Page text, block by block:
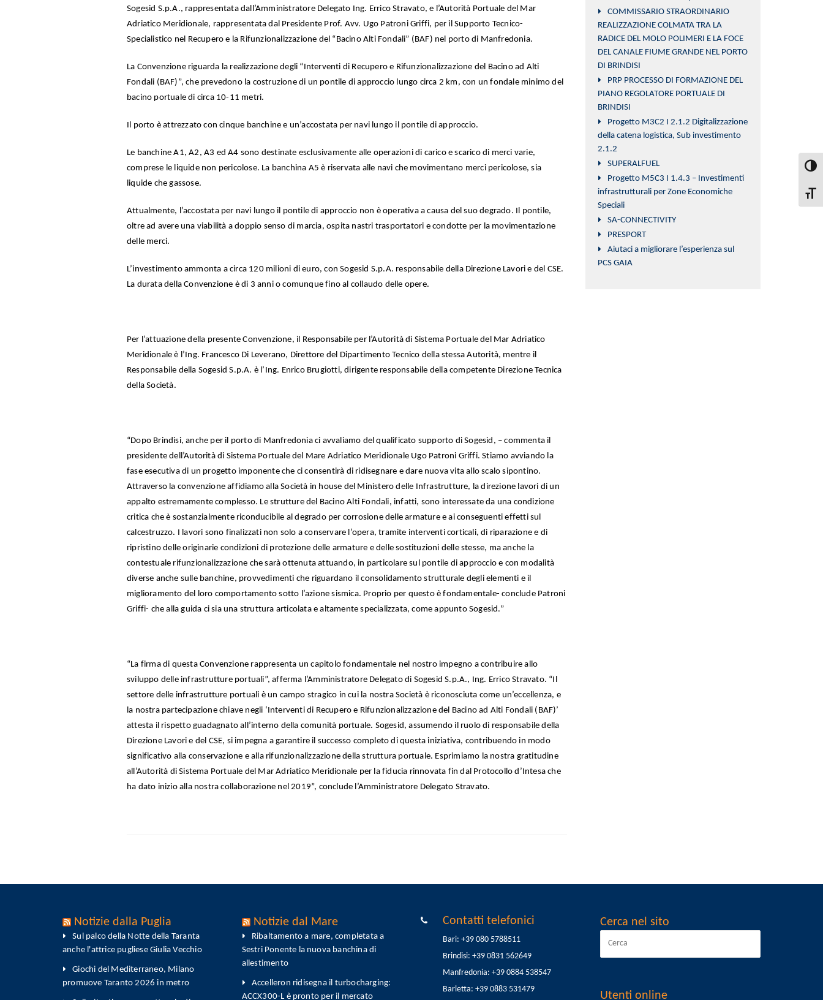
Sogesid S.p.A., rappresentata dall’Amministratore Delegato Ing. Errico Stravato, e l’Autorità Portuale del Mar
Adriatico Meridionale, rappresentata dal Presidente Prof. Avv. Ugo Patroni Griffi, per il Supporto Tecnico-
Specialistico nel Recupero e la Rifunzionalizzazione del “Bacino Alti Fondali” (BAF) nel porto di Manfredonia.
La Convenzione riguarda la realizzazione degli “Interventi di Recupero e Rifunzionalizzazione del Bacino ad Alti
Fondali (BAF)”, che prevedono la costruzione di un pontile di approccio lungo circa 2 km, con un fondale minimo del
bacino portuale di circa 10-11 metri.
Il porto è attrezzato con cinque banchine e un’accostata per navi lungo il pontile di approccio.
Le banchine A1, A2, A3 ed A4 sono destinate esclusivamente alle operazioni di carico e scarico di merci varie,
comprese le liquide non pericolose. La banchina A5 è riservata alle navi che movimentano merci pericolose, sia
liquide che gassose.
Attualmente, l’accostata per navi lungo il pontile di approccio non è operativa a causa del suo degrado. Il pontile,
oltre ad avere una viabilità a doppio senso di marcia, ospita nastri trasportatori e condotte per la movimentazione
delle merci.
L’investimento ammonta a circa 120 milioni di euro, con Sogesid S.p.A. responsabile della Direzione Lavori e del CSE.
La durata della Convenzione è di 3 anni o comunque fino al collaudo delle opere.
Per l’attuazione della presente Convenzione, il Responsabile per l’Autorità di Sistema Portuale del Mar Adriatico
Meridionale è l’Ing. Francesco Di Leverano, Direttore del Dipartimento Tecnico della stessa Autorità, mentre il
Responsabile della Sogesid S.p.A. è l’Ing. Enrico Brugiotti, dirigente responsabile della competente Direzione Tecnica
della Società.
“Dopo Brindisi, anche per il porto di Manfredonia ci avvaliamo del qualificato supporto di Sogesid, – commenta il
presidente dell’Autorità di Sistema Portuale del Mare Adriatico Meridionale Ugo Patroni Griffi. Stiamo avviando la
fase esecutiva di un progetto imponente che ci consentirà di ridisegnare e dare nuova vita allo scalo sipontino.
Attraverso la convenzione affidiamo alla Società in house del Ministero delle Infrastrutture, la direzione lavori di un
appalto estremamente complesso. Le strutture del Bacino Alti Fondali, infatti, sono interessate da una condizione
critica che è sostanzialmente riconducibile al degrado per corrosione delle armature e ai conseguenti effetti sul
calcestruzzo. I lavori sono finalizzati non solo a conservare l’opera, tramite interventi corticali, di riparazione e di
ripristino delle originarie condizioni di protezione delle armature e delle sostituzioni delle stesse, ma anche la
contestuale rifunzionalizzazione che sarà ottenuta attuando, in particolare sul pontile di approccio e con modalità
diverse anche sulle banchine, provvedimenti che riguardano il consolidamento strutturale degli elementi e il
miglioramento del loro comportamento sotto l’azione sismica. Proprio per questo è fondamentale- conclude Patroni
Griffi- che alla guida ci sia una struttura articolata e altamente specializzata, come appunto Sogesid.”
“La firma di questa Convenzione rappresenta un capitolo fondamentale nel nostro impegno a contribuire allo
sviluppo delle infrastrutture portuali”, afferma l’Amministratore Delegato di Sogesid S.p.A., Ing. Errico Stravato. “Il
settore delle infrastrutture portuali è un campo stragico in cui la nostra Società è riconosciuta come un’eccellenza, e
la nostra partecipazione chiave negli ‘Interventi di Recupero e Rifunzionalizzazione del Bacino ad Alti Fondali (BAF)’
attesta il rispetto guadagnato all’interno della comunità portuale. Sogesid, assumendo il ruolo di responsabile della
Direzione Lavori e del CSE, si impegna a garantire il successo completo di questa iniziativa, contribuendo in modo
significativo alla conservazione e alla rifunzionalizzazione della struttura portuale. Esprimiamo la nostra gratitudine
all’Autorità di Sistema Portuale del Mar Adriatico Meridionale per la fiducia rinnovata fin dal Protocollo d’Intesa che
ha dato inizio alla nostra collaborazione nel 2019”, conclude l’Amministratore Delegato Stravato.
COMMISSARIO STRAORDINARIO
REALIZZAZIONE COLMATA TRA LA
RADICE DEL MOLO POLIMERI E LA FOCE
DEL CANALE FIUME GRANDE NEL PORTO
DI BRINDISI
PRP PROCESSO DI FORMAZIONE DEL
PIANO REGOLATORE PORTUALE DI
BRINDISI
Progetto M3C2 I 2.1.2 Digitalizzazione
della catena logistica, Sub investimento
2.1.2
SUPERALFUEL
Progetto M5C3 I 1.4.3 – Investimenti
infrastrutturali per Zone Economiche
Speciali
SA-CONNECTIVITY
PRESPORT
Aiutaci a migliorare l’esperienza sul
PCS GAIA
Notizie dalla Puglia
Sul palco della Notte della Taranta
anche l'attrice pugliese Giulia Vecchio
Giochi del Mediterraneo, Milano
promuove Taranto 2026 in metro
Notizie dal Mare
Ribaltamento a mare, completata a
Sestri Ponente la nuova banchina di
allestimento
Accelleron ridisegna il turbocharging:
ACCX300-L è pronto per il mercato
Contatti telefonici
Bari: +39 080 5788511
Brindisi: +39 0831 562649
Manfredonia: +39 0884 538547
Barletta: +39 0883 531479
Cerca nel sito
Utenti online